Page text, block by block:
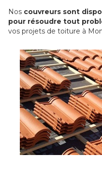
Nos couvreurs sont
pour résoudre tout
vos projets de toiture à